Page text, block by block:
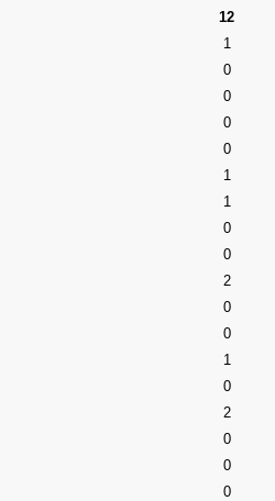
12
1
0
0
0
0
1
1
0
0
2
0
0
1
0
2
0
0
0